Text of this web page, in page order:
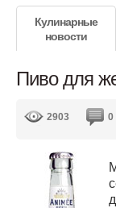
Кулинарные
новости
Пиво для
2903 0